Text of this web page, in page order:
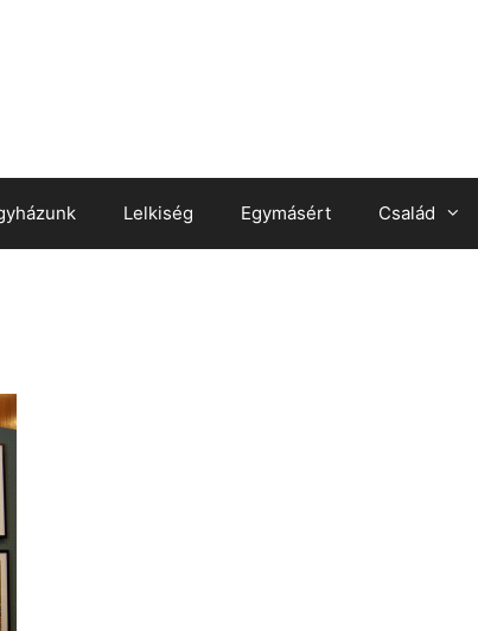
Lelkiség Egymásért Család